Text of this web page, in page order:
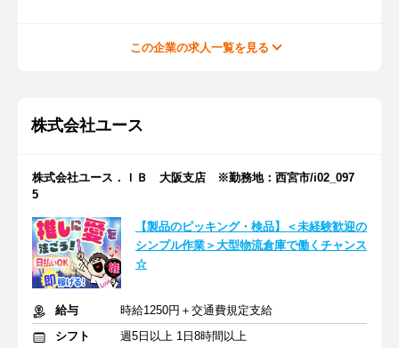
この企業の求人一覧を見る
株式会社ユース
株式会社ユース．ＩＢ 大阪支店 ※勤務地：西宮市/i02_097
5
【製品のピッキング・検品】＜未経験歓迎の
シンプル作業＞大型物流倉庫で働くチャンス
☆
給与
時給1250円＋交通費規定支給
シフト
週5日以上 1日8時間以上